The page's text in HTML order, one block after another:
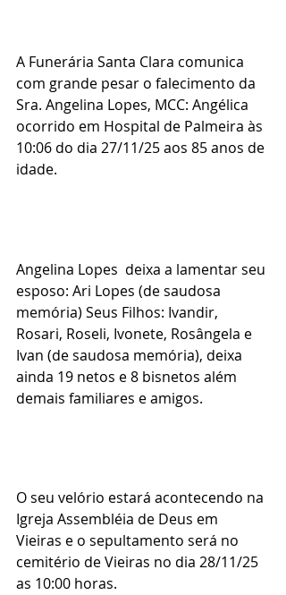
A Funerária Santa Clara comunica
com grande pesar o falecimento da
Sra. Angelina Lopes, MCC: Angélica
ocorrido em Hospital de Palmeira às
10:06 do dia 27/11/25 aos 85 anos de
idade.
Angelina Lopes  deixa a lamentar seu
esposo: Ari Lopes (de saudosa
memória) Seus Filhos: Ivandir,
Rosari, Roseli, Ivonete, Rosângela e
Ivan (de saudosa memória), deixa
ainda 19 netos e 8 bisnetos além
demais familiares e amigos.
O seu velório estará acontecendo na
Igreja Assembléia de Deus em
Vieiras e o sepultamento será no
cemitério de Vieiras no dia 28/11/25
as 10:00 horas.